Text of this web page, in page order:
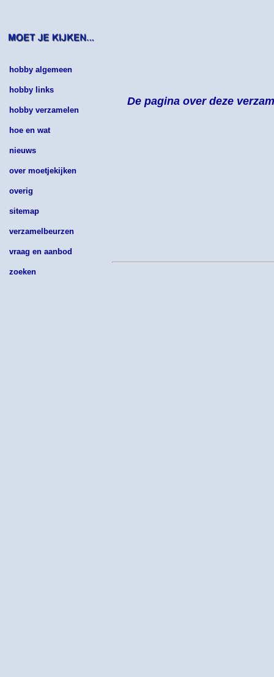
hobby algemeen
hobby links
hobby verzamelen
hoe en wat
nieuws
over moetjekijken
overig
sitemap
verzamelbeurzen
vraag en aanbod
zoeken
De pagina over deze